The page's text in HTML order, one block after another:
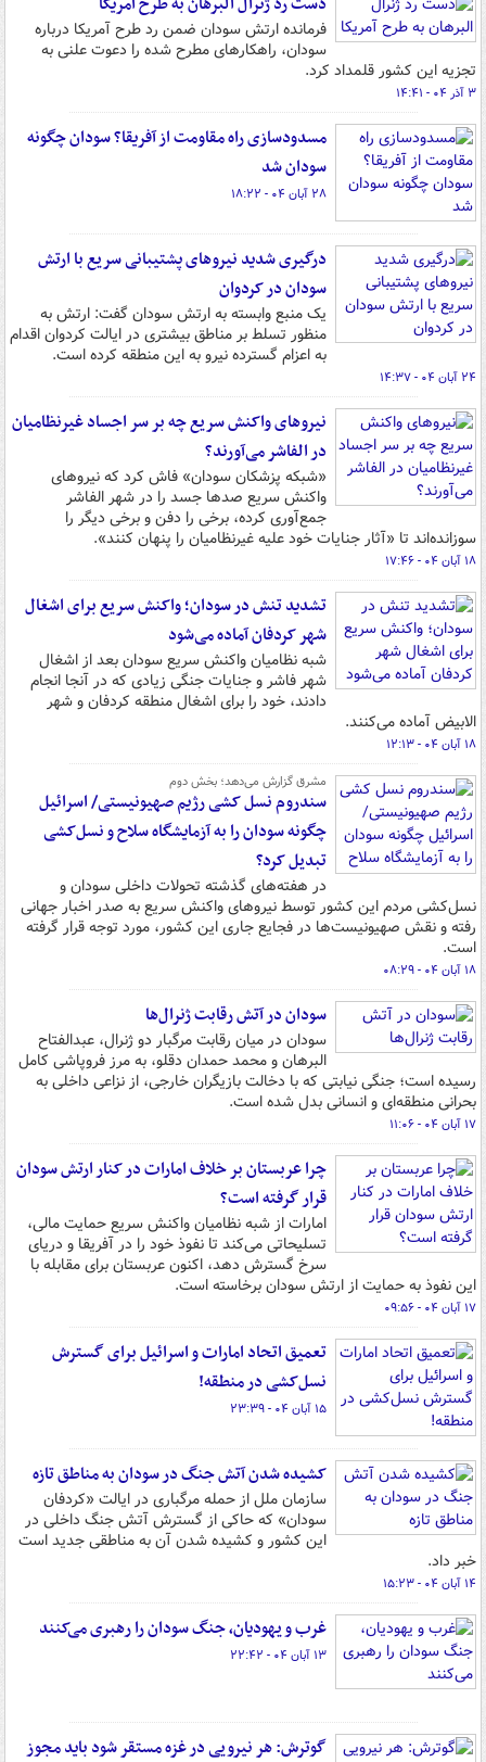
فرمانده ارتش سودان ضمن رد طرح آمریکا درباره
سودان، راهکارهای مطرح شده را دعوت علنی به
تجزیه این کشور قلمداد کرد.
۳ آذر ۰۴ - ۱۴:۴۱
مسدودسازی راه مقاومت از آفریقا؟ سودان چگونه
سودان شد
۲۸ آبان ۰۴ - ۱۸:۲۲
درگیری شدید نیروهای پشتیبانی سریع با ارتش
سودان در کردوان
یک منبع وابسته به ارتش سودان گفت: ارتش به
منظور تسلط بر مناطق بیشتری در ایالت کردوان اقدام
به اعزام گسترده نیرو به این منطقه کرده است.
۲۴ آبان ۰۴ - ۱۴:۳۷
نیروهای واکنش سریع چه بر سر اجساد غیرنظامیان
در الفاشر می‌آورند؟
«شبکه پزشکان سودان» فاش کرد که نیروهای
واکنش سریع صدها جسد را در شهر الفاشر
جمع‌آوری کرده، برخی را دفن و برخی دیگر را
سوزانده‌اند تا «آثار جنایات خود علیه غیرنظامیان را پنهان کنند».
۱۸ آبان ۰۴ - ۱۷:۴۶
تشدید تنش در سودان؛ واکنش سریع برای اشغال
شهر کردفان آماده می‌شود
شبه نظامیان واکنش سریع سودان بعد از اشغال
شهر فاشر و جنایات جنگی زیادی که در آنجا انجام
دادند، خود را برای اشغال منطقه کردفان و شهر
الابیض آماده می‌کنند.
۱۸ آبان ۰۴ - ۱۲:۱۳
مشرق گزارش می‌دهد؛ بخش دوم
سندروم نسل کشی رژیم صهیونیستی/ اسرائیل
چگونه سودان را به آزمایشگاه سلاح و نسل‌کشی
تبدیل کرد؟
در هفته‌های گذشته تحولات داخلی سودان و
نسل‌کشی مردم این کشور توسط نیروهای واکنش سریع به صدر اخبار جهانی
رفته و نقش صهیونیست‌ها در فجایع جاری این کشور، مورد توجه قرار گرفته
است.
۱۸ آبان ۰۴ - ۰۸:۲۹
سودان در آتش رقابت ژنرال‌ها
سودان در میان رقابت مرگبار دو ژنرال، عبدالفتاح
البرهان و محمد حمدان دقلو، به مرز فروپاشی کامل
رسیده است؛ جنگی نیابتی که با دخالت بازیگران خارجی، از نزاعی داخلی به
بحرانی منطقه‌ای و انسانی بدل شده است.
۱۷ آبان ۰۴ - ۱۱:۰۶
چرا عربستان بر خلاف امارات در کنار ارتش سودان
قرار گرفته است؟
امارات از شبه نظامیان واکنش سریع حمایت مالی،
تسلیحاتی می‌کند تا نفوذ خود را در آفریقا و دریای
سرخ گسترش دهد، اکنون عربستان برای مقابله با
این نفوذ به حمایت از ارتش سودان برخاسته است.
۱۷ آبان ۰۴ - ۰۹:۵۶
تعمیق اتحاد امارات و اسرائیل برای گسترش
نسل‌کشی در منطقه!
۱۵ آبان ۰۴ - ۲۳:۳۹
کشیده شدن آتش جنگ در سودان به مناطق تازه
سازمان ملل از حمله مرگباری در ایالت «کردفان
سودان» که حاکی از گسترش آتش جنگ داخلی در
این کشور و کشیده شدن آن به مناطقی جدید است
خبر داد.
۱۴ آبان ۰۴ - ۱۵:۲۳
غرب و یهودیان، جنگ سودان را رهبری می‌کنند
۱۳ آبان ۰۴ - ۲۲:۴۲
گوترش: هر نیرویی در غزه مستقر شود باید مجوز